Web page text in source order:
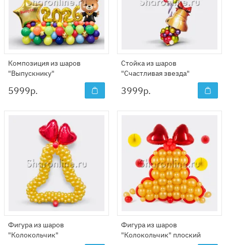
Композиция из шаров
"Выпускнику"
5999р.
Стойка из шаров
"Счастливая звезда"
3999р.
Фигура из шаров
"Колокольчик"
Фигура из шаров
"Колокольчик" плоский